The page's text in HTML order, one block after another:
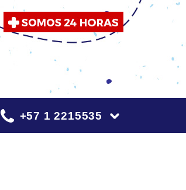
+57 1 2215535